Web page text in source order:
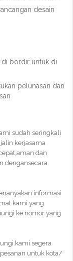
desain
bordir untuk di
pelunasan dan
sudah seringkali
kerjasama
dan
dengansecara
informasi
kami yang
ke nomor yang
kami segera
untuk kota/